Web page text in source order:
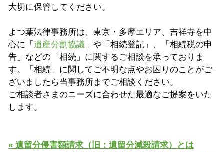
大切に保管してください。
よつ葉法律事務所は、東京・多摩エリア、吉祥寺を中
心に「 遺産分割協議 」や「相続登記」、「相続税の申
告」などの「相続」に関するご相談を承っておりま
す。「相続」に関してご不明な点やお困りのことがご
ざいましたら当事務所までご相談ください。
ご相談者さまのニーズに合わせた最適なご提案をいた
します。
« 遺留分侵害額請求（旧：遺留分減殺請求）とは